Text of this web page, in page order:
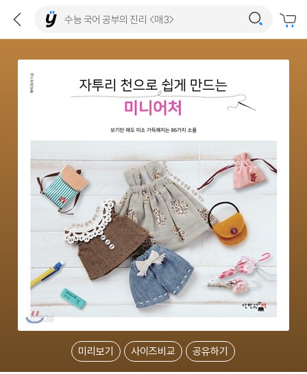
미리보기 사이즈비교 공유하기